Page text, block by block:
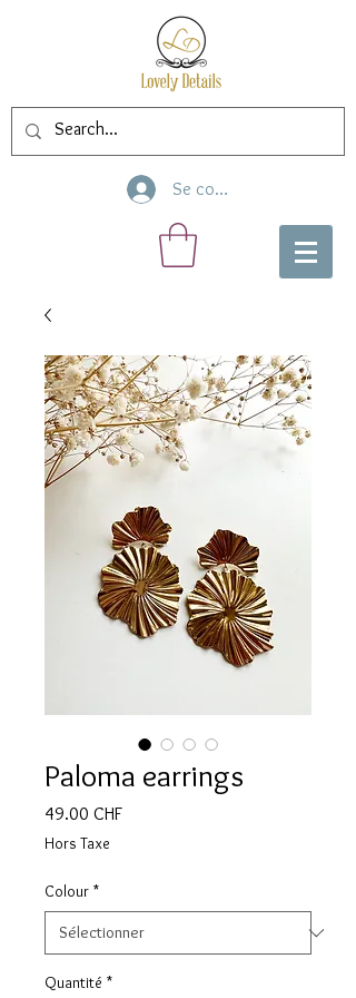
Se connecter
Paloma earrings
49.00 CHFPrix
Hors Taxe
Colour *
Quantité *